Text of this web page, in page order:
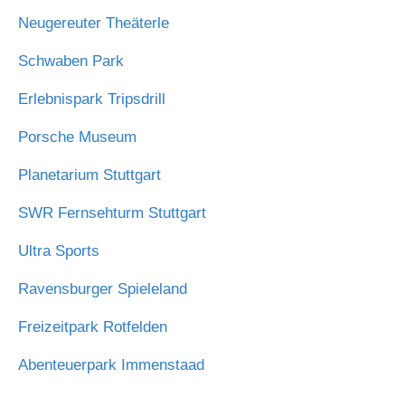
Neugereuter Theäterle
Schwaben Park
Erlebnispark Tripsdrill
Porsche Museum
Planetarium Stuttgart
SWR Fernsehturm Stuttgart
Ultra Sports
Ravensburger Spieleland
Freizeitpark Rotfelden
Abenteuerpark Immenstaad